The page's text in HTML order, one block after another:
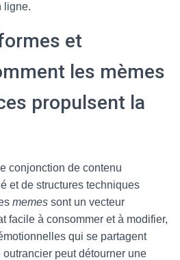
ligne.
et
les mèmes
propulsent la
conjonction de contenu
et de structures techniques
memes sont un vecteur
facile à consommer et à modifier,
qui se partagent
peut détourner une